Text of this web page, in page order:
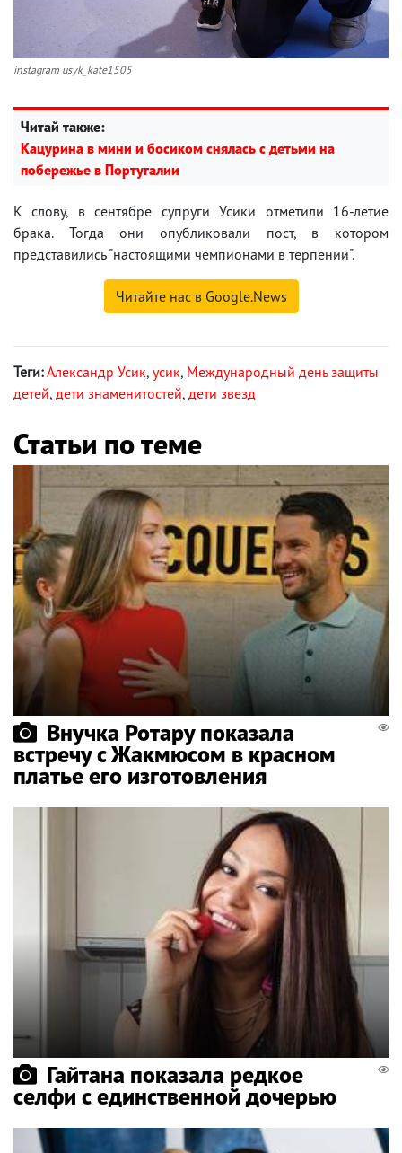
instagram usyk_kate1505
Читай также:
Кацурина в мини и босиком снялась с детьми на
побережье в Португалии
К слову, в сентябре супруги Усики отметили 16-летие
брака. Тогда они опубликовали пост, в котором
представились "настоящими чемпионами в терпении".
Читайте нас в Google.News
Теги:Александр Усик, усик, Международный день защиты
детей, дети знаменитостей, дети звезд
Статьи по теме
Внучка Ротару показала
встречу с Жакмюсом в красном
платье его изготовления
Гайтана показала редкое
селфи с единственной дочерью